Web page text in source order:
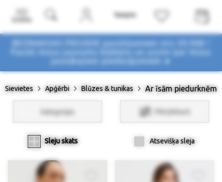
BEZMAKSAS PIEGĀDE pasūtījumiem virs 29,90€ !
Pasūti mūsu jaunumu biļetenu un uzzini par mūsu
Sievietes Apģērbi Blūzes & tunikas Ar īsām piedurknēm
Kategorijas Filtri/Atlasīt
Sleju skats Atsevišķa sleja